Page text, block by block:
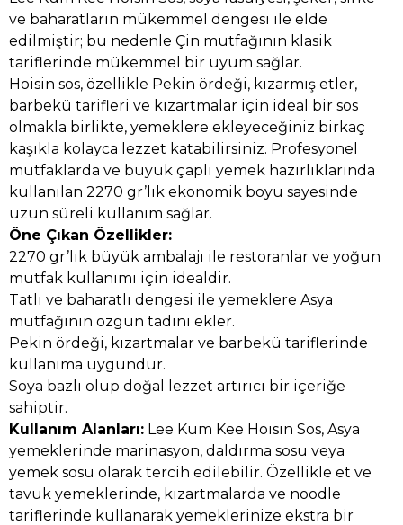
ve baharatların mükemmel dengesi ile elde
edilmiştir; bu nedenle Çin mutfağının klasik
tariflerinde mükemmel bir uyum sağlar.
Hoisin sos, özellikle Pekin ördeği, kızarmış etler,
barbekü tarifleri ve kızartmalar için ideal bir sos
olmakla birlikte, yemeklere ekleyeceğiniz birkaç
kaşıkla kolayca lezzet katabilirsiniz. Profesyonel
mutfaklarda ve büyük çaplı yemek hazırlıklarında
kullanılan 2270 gr’lık ekonomik boyu sayesinde
uzun süreli kullanım sağlar.
Öne Çıkan Özellikler:
2270 gr’lık büyük ambalajı ile restoranlar ve yoğun
mutfak kullanımı için idealdir.
Tatlı ve baharatlı dengesi ile yemeklere Asya
mutfağının özgün tadını ekler.
Pekin ördeği, kızartmalar ve barbekü tariflerinde
kullanıma uygundur.
Soya bazlı olup doğal lezzet artırıcı bir içeriğe
sahiptir.
Kullanım Alanları: Lee Kum Kee Hoisin Sos, Asya
yemeklerinde marinasyon, daldırma sosu veya
yemek sosu olarak tercih edilebilir. Özellikle et ve
tavuk yemeklerinde, kızartmalarda ve noodle
tariflerinde kullanarak yemeklerinize ekstra bir